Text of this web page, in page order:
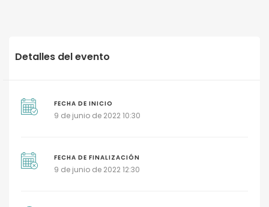
Detalles del evento
FECHA DE INICIO
9 de junio de 2022 10:30
FECHA DE FINALIZACIÓN
9 de junio de 2022 12:30